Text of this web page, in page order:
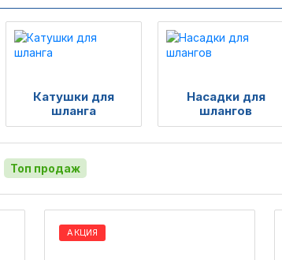
Катушки для
шланга
Насадки для
шлангов
Топ продаж
АКЦИЯ